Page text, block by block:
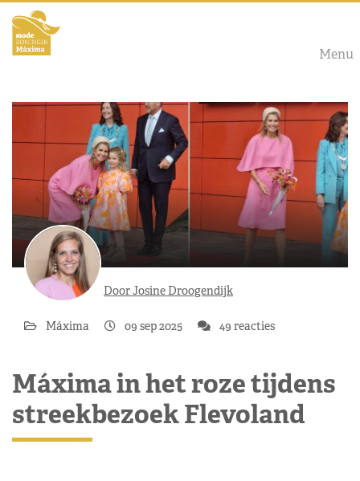
Menu
Door Josine Droogendijk
Máxima 09 sep 2025 49 reacties
Máxima in het roze tijdens
streekbezoek Flevoland